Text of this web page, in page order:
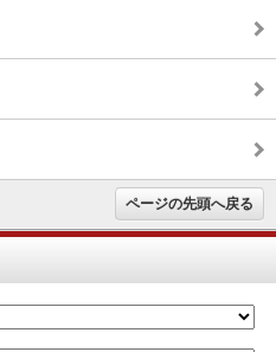
ページの先頭へ戻る